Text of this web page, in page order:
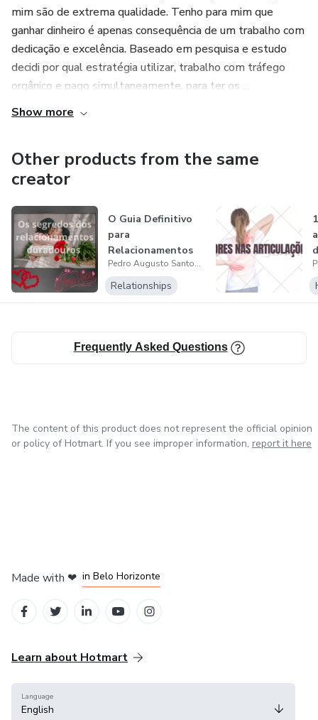
mim são de extrema qualidade. Tenho para mim que
ganhar dinheiro é apenas consequência de um trabalho com
dedicação e excelência. Baseado em pesquisa e estudo
decidi por qual estratégia utilizar, trabalho com tráfego
orgânico e pago simultaneamente, para ter os ...
Show more
Other products from the same
creator
O Guia Definitivo
para
Relacionamentos
Duradouros
Pedro Augusto Santos Souza
Relationships
Frequently Asked Questions
The content of this product does not represent the official opinion
or policy of Hotmart. If you see improper information, report it here
Made with ❤ in Belo Horizonte
Learn about Hotmart
Language
English